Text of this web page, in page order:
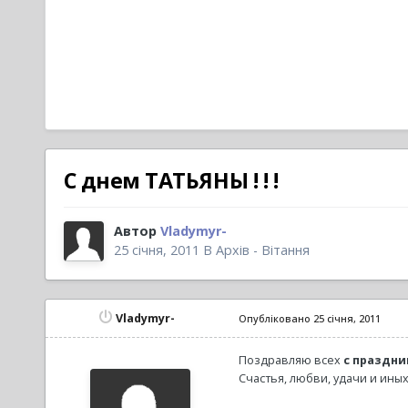
С днем ТАТЬЯНЫ ! ! !
Автор Vladymyr-
25 січня, 2011 В Архів - Вітання
Vladymyr- Опубліковано 25 січня, 2011
Поздравляю всех с
Счастья, любви, удачи и